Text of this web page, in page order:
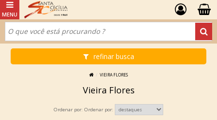
refinar busca
VIEIRA FLORES
Vieira Flores
Ordenar por: